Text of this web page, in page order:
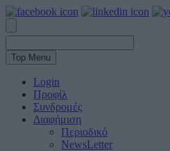
Top Menu
Login
Προφίλ
Συνδρομές
Διαφήμιση
Περιοδικό
NewsLetter